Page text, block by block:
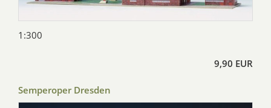
1:300
9,90 EUR
Semperoper Dresden